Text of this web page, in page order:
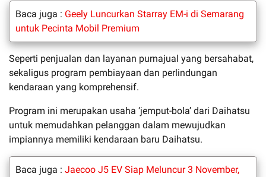
Baca juga : Geely Luncurkan Starray EM-i di Semarang
untuk Pecinta Mobil Premium
Seperti penjualan dan layanan purnajual yang bersahabat,
sekaligus program pembiayaan dan perlindungan
kendaraan yang komprehensif.
Program ini merupakan usaha ‘jemput-bola’ dari Daihatsu
untuk memudahkan pelanggan dalam mewujudkan
impiannya memiliki kendaraan baru Daihatsu.
Baca juga : Jaecoo J5 EV Siap Meluncur 3 November,